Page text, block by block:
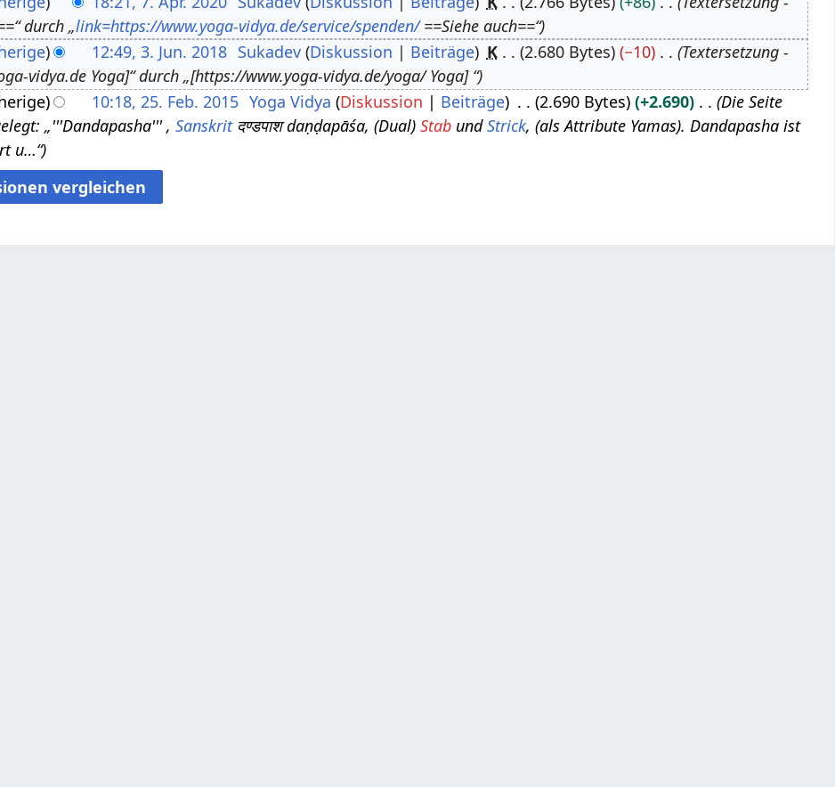
durch „link=https://www.yoga-vidya.de/service/spenden/==Siehe auch==“
12:49, 3. Jun. 2018 Sukadev Diskussion Beiträge K 2.680 Bytes −10
Textersetzung -
vidya.de Yoga]“ durch „[https://www.yoga-vidya.de/yoga/ Yoga] “
10:18, 25. Feb. 2015 Yoga Vidya Diskussion Beiträge 2.690 Bytes +2.690
Die Seite
„'''Dandapasha''' ,Sanskritदण्डपाश daṇḍapāśa, (Dual)Stab undStrick, (als Attribute Yamas). Dandapasha ist
u…“